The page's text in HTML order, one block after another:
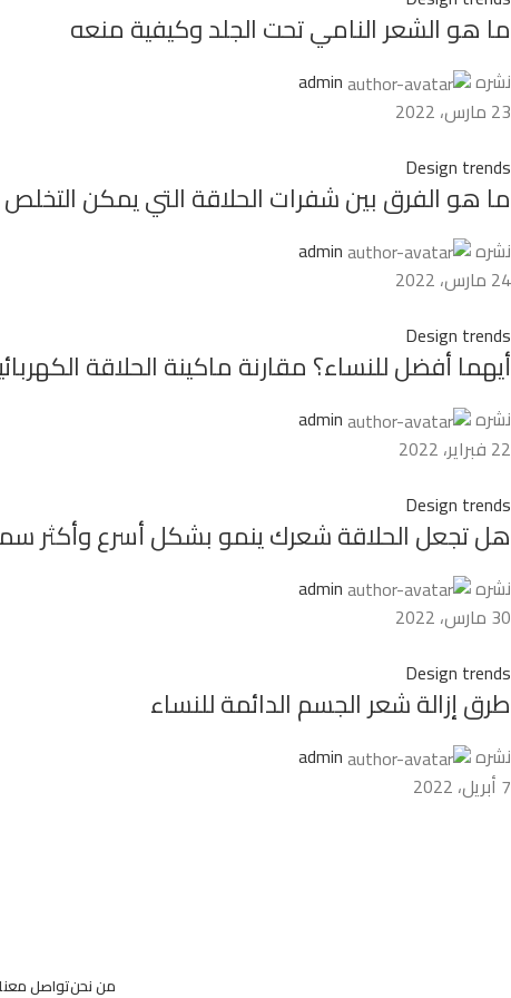
ما هو الشعر النامي تحت الجلد وكيفية منعه
نشره
admin
23 مارس، 2022
Design trends
ما هو الفرق بين شفرات الحلاقة التي يمكن
نشره
admin
24 مارس، 2022
Design trends
أيهما أفضل للنساء؟ مقارنة ماكينة الحلاقة
نشره
admin
22 فبراير، 2022
Design trends
هل تجعل الحلاقة شعرك ينمو بشكل أسرع وأكثر
نشره
admin
30 مارس، 2022
Design trends
طرق إزالة شعر الجسم الدائمة للنساء
نشره
admin
7 أبريل، 2022
من نحنتواصل معنا